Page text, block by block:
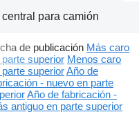
para camión
de publicación Más caro
parte superior Menos caro
parte superiorAño de
- nuevo en parte
Año de fabricación -
antiguo en parte superior